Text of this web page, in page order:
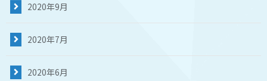
2020年9月
2020年7月
2020年6月